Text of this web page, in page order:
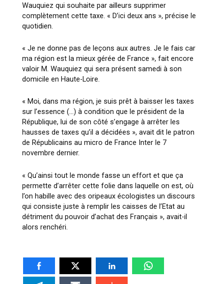
Wauquiez qui souhaite par ailleurs supprimer
complètement cette taxe. « D’ici deux ans », précise le
quotidien.
« Je ne donne pas de leçons aux autres. Je le fais car
ma région est la mieux gérée de France », fait encore
valoir M. Wauquiez qui sera présent samedi à son
domicile en Haute-Loire.
« Moi, dans ma région, je suis prêt à baisser les taxes
sur l’essence (…) à condition que le président de la
République, lui de son côté s’engage à arrêter les
hausses de taxes qu’il a décidées », avait dit le patron
de Républicains au micro de France Inter le 7
novembre dernier.
« Qu’ainsi tout le monde fasse un effort et que ça
permette d’arrêter cette folie dans laquelle on est, où
l’on habille avec des oripeaux écologistes un discours
qui consiste juste à remplir les caisses de l’Etat au
détriment du pouvoir d’achat des Français », avait-il
alors renchéri.